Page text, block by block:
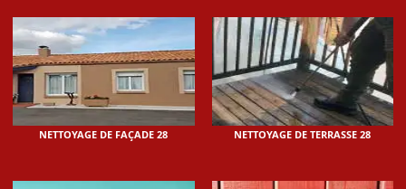
NETTOYAGE DE FAÇADE 28 NETTOYAGE DE TERRASSE 28